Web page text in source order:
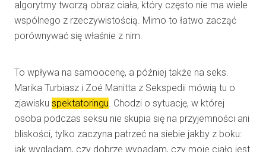
algorytmy tworzą obraz ciała, który często nie ma wiele
wspólnego z rzeczywistością. Mimo to łatwo zacząć
porównywać się właśnie z nim.
To wpływa na samoocenę, a później także na seks.
Marika Turbiasz i Zoé Manitta z Sekspedii mówią tu o
zjawisku spektatoringu. Chodzi o sytuację, w której
osoba podczas seksu nie skupia się na przyjemności ani
bliskości, tylko zaczyna patrzeć na siebie jakby z boku:
jak wyglądam, czy dobrze wypadam, czy moje ciało jest